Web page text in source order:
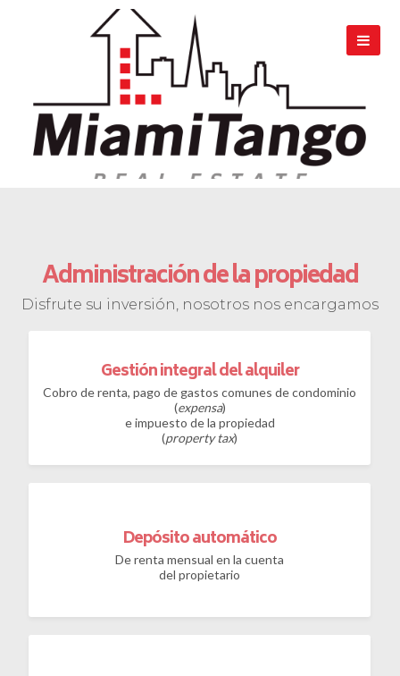
Preguntas
frecuentes
Guía de compra para
extranjero
Administración de la propiedad
Disfrute su inversión, nosotros nos encargamos
Gestión integral del alquiler
Cobro de renta, pago de gastos comunes de condominio
(expensa)
e impuesto de la propiedad
(property tax)
Depósito automático
De renta mensual en la cuenta
del propietario